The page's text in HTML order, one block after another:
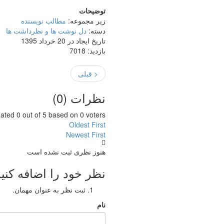
توضیحات
زیر مجموعه: مطالب نویسنده
دسته: دل نوشت ها و نظرداشت ها
تاریخ ایجاد در 20 خرداد 1395
بازدید: 7018
< قبلی
نظرات (0
)
0 out of 5 based on 0 voters
Oldest First
Newest First
هنوز نظری ثبت نشده است
نظر خود را اضافه
ثبت نظر به عنوان مهمان.
نام